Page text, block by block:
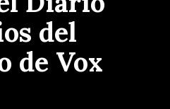
del
de Vox